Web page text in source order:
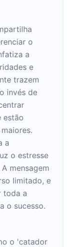
o
a
e
trazem
invés de
estão
a
o estresse
mensagem
limitado, e
toda a
o sucesso.
o 'catador